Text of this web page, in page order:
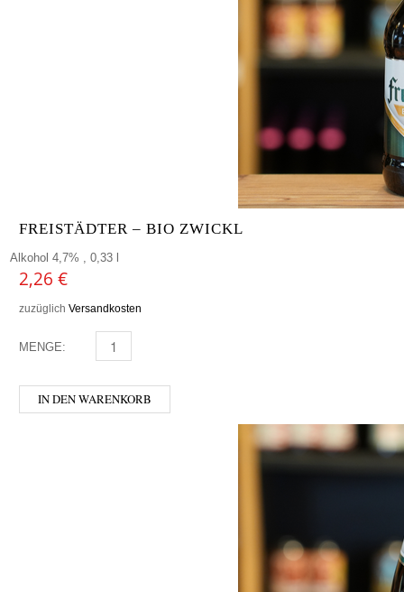
FREISTÄDTER – BIO ZWICKL
Alkohol 4,7% , 0,33 l
2,26 €
zuzüglich Versandkosten
MENGE: FREISTÄDTER - BIO ZWICKL MENGE
IN DEN WARENKORB